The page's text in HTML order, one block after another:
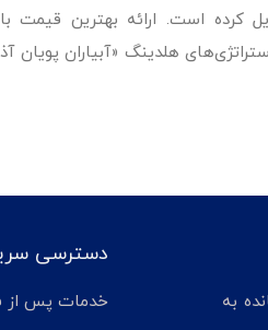
کرده است. ارائه بهترین
هلدینگ «آبیاران
جاده سنتو، 200 متر مانده به
دسترسی
خدمات پس از